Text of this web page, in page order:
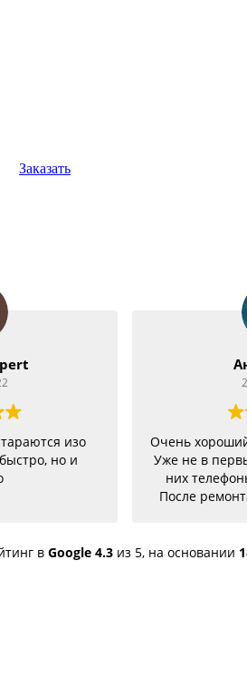
Заказать
12-17
центр 👍
ремонтирую у
молодцы.
исправили, теперь
в Google 4.3 из 5, на основании